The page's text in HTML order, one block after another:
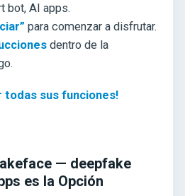
bot, AI apps.
para comenzar a disfrutar.
dentro de la
todas sus funciones!
— deepfake
es la Opción